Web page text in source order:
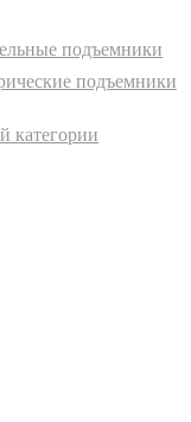
подъемники
подъемники
категории